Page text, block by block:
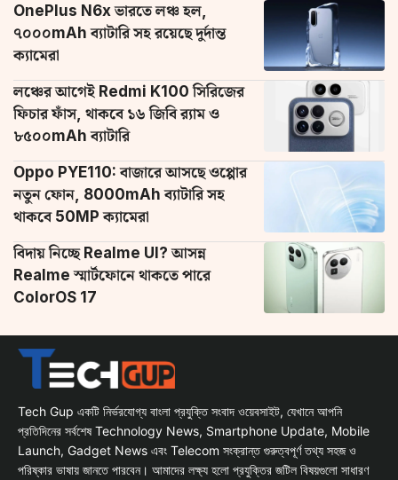
OnePlus N6x ভারতে লঞ্চ হল,
৭০০০mAh ব্যাটারি সহ রয়েছে দুর্দান্ত
ক্যামেরা
লঞ্চের আগেই Redmi K100 সিরিজের
ফিচার ফাঁস, থাকবে ১৬ জিবি র‌্যাম ও
৮৫০০mAh ব্যাটারি
Oppo PYE110: বাজারে আসছে ওপ্পোর
নতুন ফোন, 8000mAh ব্যাটারি সহ
থাকবে 50MP ক্যামেরা
বিদায় নিচ্ছে Realme UI? আসন্ন
Realme স্মার্টফোনে থাকতে পারে
ColorOS 17
Tech Gup একটি নির্ভরযোগ্য বাংলা প্রযুক্তি সংবাদ ওয়েবসাইট, যেখানে আপনি
প্রতিদিনের সর্বশেষ Technology News, Smartphone Update, Mobile
Launch, Gadget News এবং Telecom সংক্রান্ত গুরুত্বপূর্ণ তথ্য সহজ ও
পরিষ্কার ভাষায় জানতে পারবেন। আমাদের লক্ষ্য হলো প্রযুক্তির জটিল বিষয়গুলো সাধারণ